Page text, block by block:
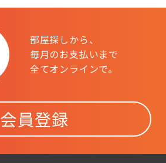
部屋探しから、
毎月のお支払いまで
全てオンラインで。
会員登録